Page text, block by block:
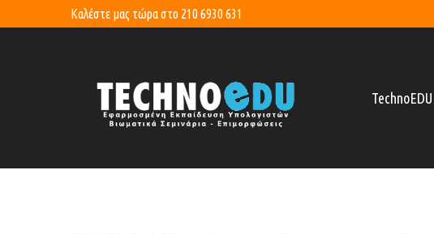
Καλέστε μας τώρα στο 210 6930 631
TechnoEDU